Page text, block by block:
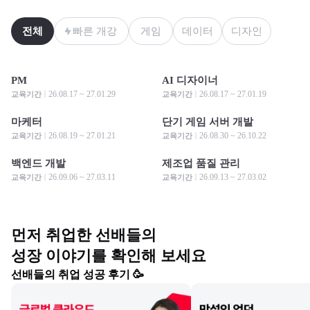
전체 빠른 개강 게임 데이터 디자인
모집 중
모집 중
PM
교육기간 26.08.17 ~ 27.01.29
모집 중
모집 중
AI 디자이너
교육기간 26.08.17 ~ 27.01.19
모집 중
모집 중
마케터
교육기간 26.08.19 ~ 27.01.21
모집 중
모집 중
단기 게임 서버 개발
교육기간 26.08.30 ~ 26.10.22
모집 중
모집 중
백엔드 개발
교육기간 26.09.06 ~ 27.03.11
모집 중
모집 중
제조업 품질 관리
교육기간 26.09.13 ~ 27.03.02
먼저 취업한 선배들의
성장 이야기를 확인해 보세요
선배들의 취업 성공 후기 🥳